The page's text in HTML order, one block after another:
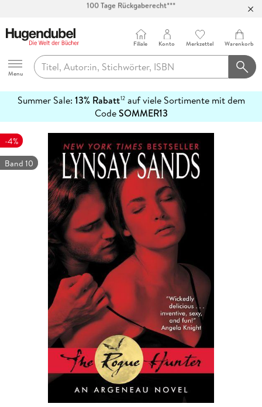
Abholung in über 100 Filialen
Hugendubel
Menu
Filiale Konto Merkzettel Warenkorb
Summer Sale: 13% Rabatt12auf viele Sortimente mit dem
CodeSOMMER13
erfahren
-4%
Band 10